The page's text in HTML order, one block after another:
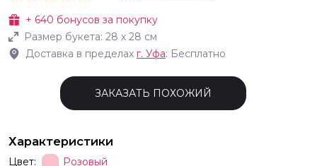
+ 640 бонусов за покупку
Размер букета: 28 х 28 см
Доставка в пределах г. Уфа: Бесплатно
ЗАКАЗАТЬ ПОХОЖИЙ
Характеристики
Цвет: Розовый